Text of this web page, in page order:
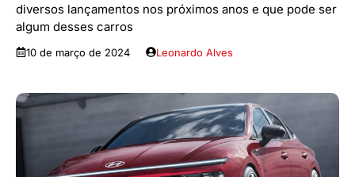
diversos lançamentos nos próximos anos e que pode ser
algum desses carros
10 de março de 2024 Leonardo Alves